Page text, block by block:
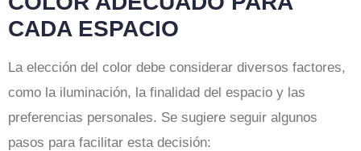
CADA ESPACIO
La elección del color debe considerar diversos factores,
como la iluminación, la finalidad del espacio y las
preferencias personales. Se sugiere seguir algunos
pasos para facilitar esta decisión: